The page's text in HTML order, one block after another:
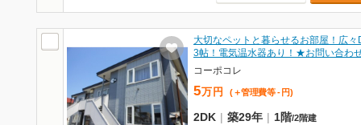
大切なペットと暮らせるお部屋！広々
3帖！電気温水器あり！★お問い合わ
コーポコレ
5万 円 (＋管理費等 - 円)
2DK | 築29年 | 1階/2階建